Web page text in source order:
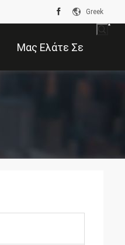
Greek
Μας Ελάτε Σε
Επαφή Με